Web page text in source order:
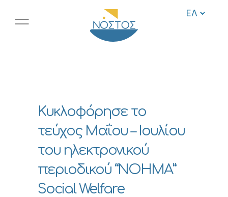
Κυκλοφόρησε το
τεύχος Μαΐου – Ιουλίου
του ηλεκτρονικού
περιοδικού “ΝΟΗΜΑ”
Social Welfare